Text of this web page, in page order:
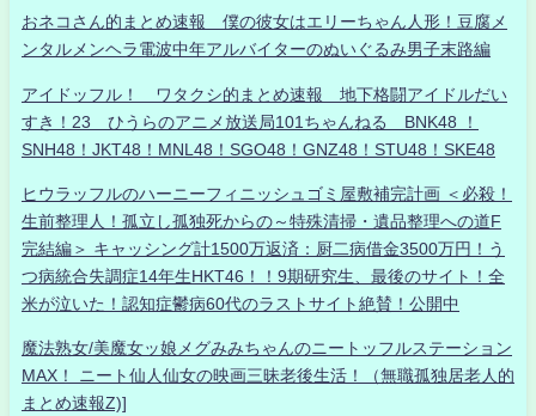
おネコさん的まとめ速報 僕の彼女はエリーちゃん人形！豆腐メ
ンタルメンヘラ電波中年アルバイターのぬいぐるみ男子末路編
アイドッフル！ ワタクシ的まとめ速報 地下格闘アイドルだい
すき！23 ひうらのアニメ放送局101ちゃんねる BNK48 ！
SNH48！JKT48！MNL48！SGO48！GNZ48！STU48！SKE48
ヒウラッフルのハーニーフィニッシュゴミ屋敷補完計画 ＜必殺！
生前整理人！孤立し孤独死からの～特殊清掃・遺品整理への道F
完結編＞ キャッシング計1500万返済：厨二病借金3500万円！う
つ病統合失調症14年生HKT46！！9期研究生、最後のサイト！全
米が泣いた！認知症鬱病60代のラストサイト絶賛！公開中
魔法熟女/美魔女ッ娘メグみみちゃんのニートッフルステーション
MAX！ ニート仙人仙女の映画三昧老後生活！（無職孤独居老人的
まとめ速報Z)]